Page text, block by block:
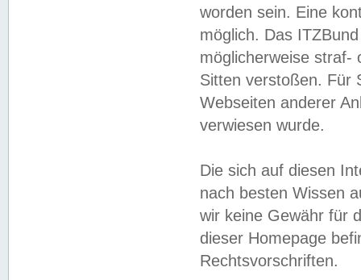
worden sein. Eine
möglich. Das
möglicherweise straf-
Sitten verstoßen. Für
Webseiten anderer
verwiesen wurde.
Die sich auf diesen
nach besten Wissen
wir keine Gewähr für
dieser Homepage
Rechtsvorschriften.